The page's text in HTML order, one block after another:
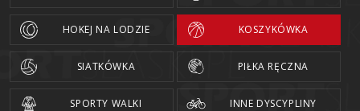
HOKEJ NA LODZIE KOSZYKÓWKA
SIATKÓWKA PIŁKA RĘCZNA
SPORTY WALKI INNE DYSCYPLINY